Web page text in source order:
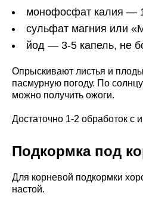
монофосфат калия —
сульфат магния или
йод — 3-5 капель, не
Опрыскивают листья и
пасмурную погоду. По
можно получить ожоги.
Достаточно 1-2 обработок с
Подкормка под
Для корневой подкормки
настой.